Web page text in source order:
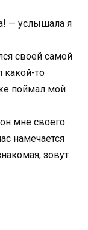
— услышала я
своей самой
какой-то
поймал мой
мне своего
намечается
зовут